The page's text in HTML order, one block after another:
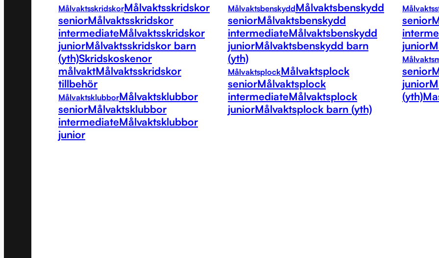
MålvaktsskridskorMålvaktsskridskor
seniorMålvaktsskridskor
intermediateMålvaktsskridskor
juniorMålvaktsskridskor barn
(yth)Skridskoskenor
målvaktMålvaktsskridskor
tillbehör
MålvaktsklubborMålvaktsklubbor
seniorMålvaktsklubbor
intermediateMålvaktsklubbor
junior
MålvaktsbenskyddMålvaktsbenskydd
seniorMålvaktsbenskydd
intermediateMålvaktsbenskydd
juniorMålvaktsbenskydd barn
(yth)
MålvaktsplockMålvaktsplock
seniorMålvaktsplock
intermediateMålvaktsplock
juniorMålvaktsplock barn (yth)
senior
junior
senior
junior
(yth)